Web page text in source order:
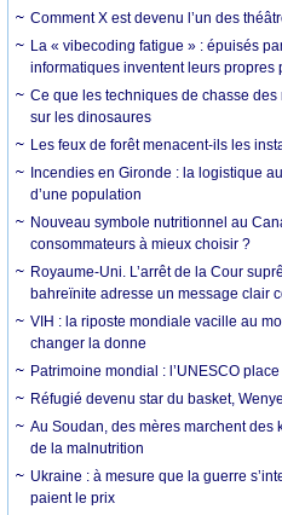
Comment X est devenu l’un des
La « vibecoding fatigue » : épuisés
informatiques inventent leurs propres
Ce que les techniques de chasse
sur les dinosaures
Les feux de forêt menacent-ils les
Incendies en Gironde : la logistique
d’une population
Nouveau symbole nutritionnel au
consommateurs à mieux choisir ?
Royaume-Uni. L’arrêt de la Cour
bahreïnite adresse un message clair
VIH : la riposte mondiale vacille au
changer la donne
Patrimoine mondial : l’UNESCO
Réfugié devenu star du basket,
Au Soudan, des mères marchent
de la malnutrition
Ukraine : à mesure que la guerre
paient le prix